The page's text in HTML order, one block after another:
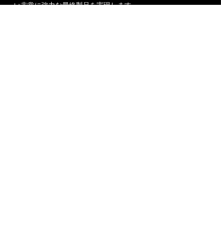
い非常に強力な最終製品を実現します。